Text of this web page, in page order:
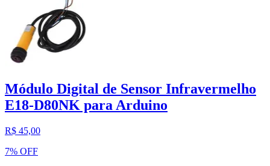
Módulo Digital de Sensor Infravermelho
E18-D80NK para Arduino
R$ 45,00
7% OFF